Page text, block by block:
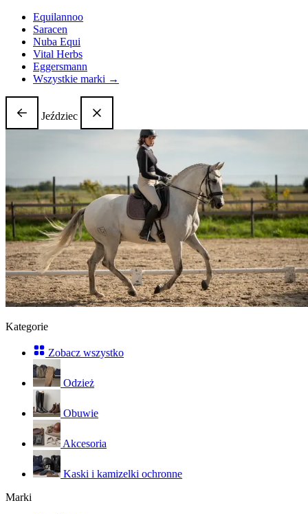
Equilannoo
Saracen
Nuba Equi
Vital Herbs
Eggersmann
Wszystkie marki →
Jeździec
Kategorie
Zobacz wszystko
Odzież
Obuwie
Akcesoria
Kaski i kamizelki ochronne
Marki